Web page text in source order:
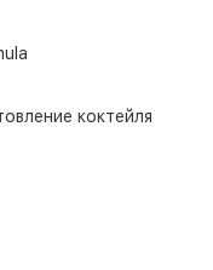
коктейля